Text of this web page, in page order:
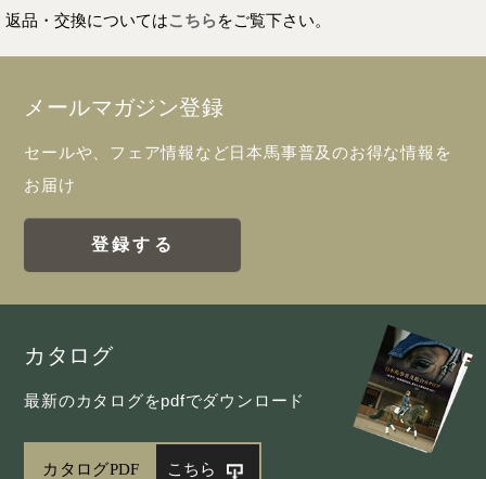
返品・交換についてはこちらをご覧下さい。
メールマガジン登録
セールや、フェア情報など日本馬事普及のお得な情報を
お届け
登録する
カタログ
最新のカタログをpdfでダウンロード
カタログPDF こちら